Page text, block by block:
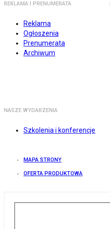
REKLAMA I PRENUMERATA
Reklama
Ogłoszenia
Prenumerata
Archiwum
NASZE WYDARZENIA
Szkolenia i konferencje
MAPA STRONY
OFERTA PRODUKTOWA